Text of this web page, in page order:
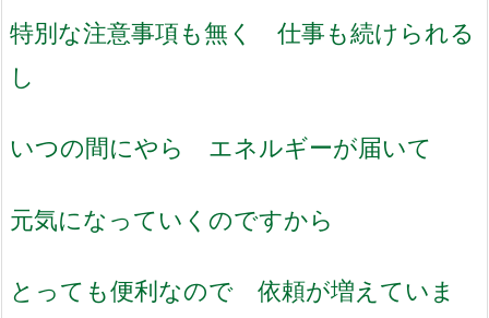
特別な注意事項も無く 仕事も続けられる
し
いつの間にやら エネルギーが届いて
元気になっていくのですから
とっても便利なので 依頼が増えていま